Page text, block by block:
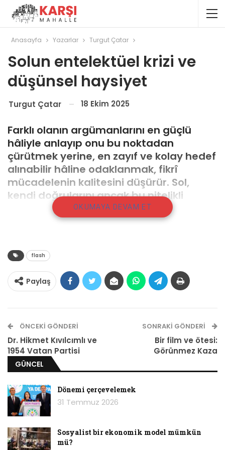
Anasayfa Yazarlar Turgut Çatar
Solun entelektüel krizi ve
düşünsel haysiyet
Turgut Çatar 18 Ekim 2025
Farklı olanın argümanlarını en güçlü
hâliyle anlayıp onu bu noktadan
çürütmek yerine, en zayıf ve kolay hedef
alınabilir hâline odaklanmak, fikrî
mücadelenin kalitesini düşürür. Sol,
kendi doğrularını ancak bu nitelikli
mücadele içinde yeniden üretebilir ve
güçlendirebilir.
OKUMAYA DEVAM ET
flash
Paylaş
ÖNCEKI GÖNDERI
Dr. Hikmet Kıvılcımlı ve
1954 Vatan Partisi
SONRAKI GÖNDERI
Bir film ve ötesi:
Görünmez Kaza
GÜNCEL
Dönemi çerçevelemek
31 Temmuz 2026
Sosyalist bir ekonomik model mümkün
mü?